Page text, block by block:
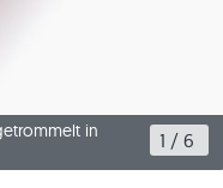
in
1 / 6